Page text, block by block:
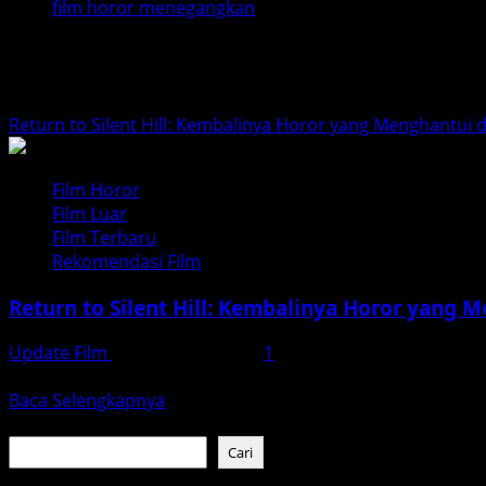
film horor menegangkan
Return to Silent Hill: Kembalinya Horor yang Menghantui
Film Horor
Film Luar
Film Terbaru
Rekomendasi Film
Return to Silent Hill: Kembalinya Horor yang
Update Film
1
Baca Selengkapnya
Return
Cari